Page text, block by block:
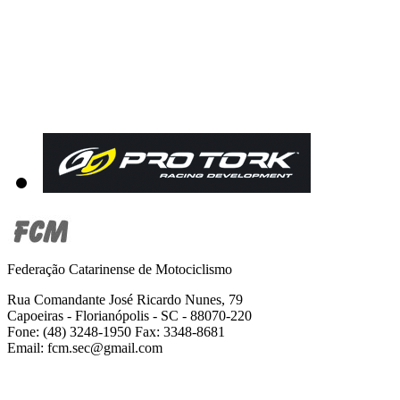
Federação Catarinense de Motociclismo
Rua Comandante José Ricardo Nunes, 79
Capoeiras - Florianópolis - SC - 88070-220
Fone: (48) 3248-1950 Fax: 3348-8681
Email: fcm.sec@gmail.com